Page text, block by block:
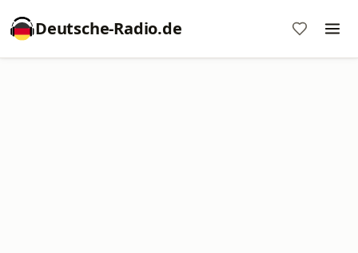
Deutsche-Radio.de